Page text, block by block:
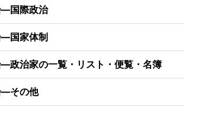
国際政治
国家体制
政治家の一覧・リスト・便覧・名簿
その他